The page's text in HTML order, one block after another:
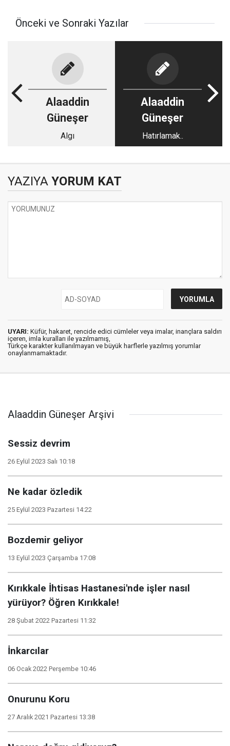
Önceki ve Sonraki Yazılar
Alaaddin
Güneşer
Algı
Alaaddin
Güneşer
Hatırlamak..
YAZIYA YORUM KAT
UYARI: Küfür, hakaret, rencide edici cümleler veya imalar, inançlara saldırı
içeren, imla kuralları ile yazılmamış,
Türkçe karakter kullanılmayan ve büyük harflerle yazılmış yorumlar
onaylanmamaktadır.
Alaaddin Güneşer Arşivi
Sessiz devrim
26 Eylül 2023 Salı 10:18
Ne kadar özledik
25 Eylül 2023 Pazartesi 14:22
Bozdemir geliyor
13 Eylül 2023 Çarşamba 17:08
Kırıkkale İhtisas Hastanesi'nde işler nasıl
yürüyor? Öğren Kırıkkale!
28 Şubat 2022 Pazartesi 11:32
İnkarcılar
06 Ocak 2022 Perşembe 10:46
Onurunu Koru
27 Aralık 2021 Pazartesi 13:38